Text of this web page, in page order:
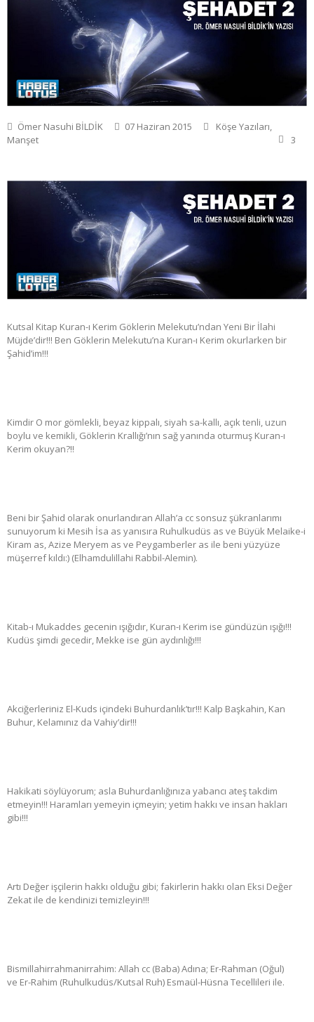
Ömer Nasuhi BİLDİK 07 Haziran 2015 Köşe Yazıları,
Manşet
3
Kutsal Kitap Kuran-ı Kerim Göklerin Melekutu’ndan Yeni Bir İlahi
Müjde’dir!!! Ben Göklerin Melekutu’na Kuran-ı Kerim okurlarken bir
Şahid’im!!!
Kimdir O mor gömlekli, beyaz kippalı, siyah sa-kallı, açık tenli, uzun
boylu ve kemikli, Göklerin Krallığı’nın sağ yanında oturmuş Kuran-ı
Kerim okuyan?!!
Beni bir Şahid olarak onurlandıran Allah’a cc sonsuz şükranlarımı
sunuyorum ki Mesih İsa as yanısıra Ruhulkudüs as ve Büyük Melaike-i
Kiram as, Azize Meryem as ve Peygamberler as ile beni yüzyüze
müşerref kıldı:) (Elhamdulillahi Rabbil-Alemin).
Kitab-ı Mukaddes gecenin ışığıdır, Kuran-ı Kerim ise gündüzün ışığı!!!
Kudüs şimdi gecedir, Mekke ise gün aydınlığı!!!
Akciğerleriniz El-Kuds içindeki Buhurdanlık’tır!!! Kalp Başkahin, Kan
Buhur, Kelamınız da Vahiy’dir!!!
Hakikati söylüyorum; asla Buhurdanlığınıza yabancı ateş takdim
etmeyin!!! Haramları yemeyin içmeyin; yetim hakkı ve insan hakları
gibi!!!
Artı Değer işçilerin hakkı olduğu gibi; fakirlerin hakkı olan Eksi Değer
Zekat ile de kendinizi temizleyin!!!
Bismillahirrahmanirrahim: Allah cc (Baba) Adına; Er-Rahman (Oğul)
ve Er-Rahim (Ruhulkudüs/Kutsal Ruh) Esmaül-Hüsna Tecellileri ile.